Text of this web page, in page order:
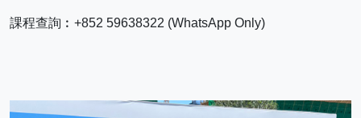
課程查詢︰+852 59638322 (WhatsApp Only)